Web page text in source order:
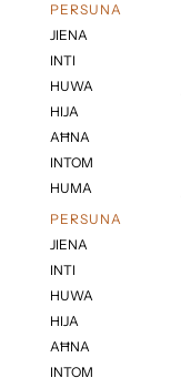
PERSUNA
JIENA
INTI
HUWA
HIJA
AĦNA
INTOM
HUMA
PERSUNA
JIENA
INTI
HUWA
HIJA
AĦNA
INTOM